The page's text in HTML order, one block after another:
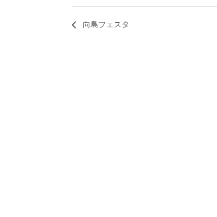
向島フェスタ